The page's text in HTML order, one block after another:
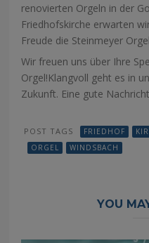
renovierten Orgeln in der
Friedhofskirche erwarten
Freude die Steinmeyer
Wir freuen uns über Ihre
Orgel!Klangvoll geht es in
Zukunft. Eine gute
POST TAGS FRIEDHOF
ORGEL
WINDSBACH
YOU